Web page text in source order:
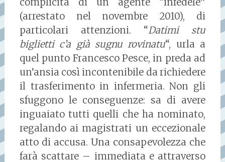
complicità di un agente “infedele”
(arrestato nel novembre 2010), di
particolari attenzioni. “Datimi stu
biglietti c’a già sugnu rovinatu“, urla a
quel punto Francesco Pesce, in preda ad
un’ansia così incontenibile da richiedere
il trasferimento in infermeria. Non gli
sfuggono le conseguenze: sa di avere
inguaiato tutti quelli che ha nominato,
regalando ai magistrati un eccezionale
atto di accusa. Una consapevolezza che
farà scattare – immediata e attraverso